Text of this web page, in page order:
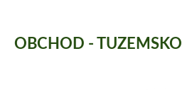
OBCHOD - TUZEMSKO